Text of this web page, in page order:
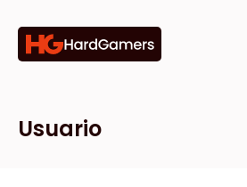
Categorías
Marcas
Tiendas
Usuario